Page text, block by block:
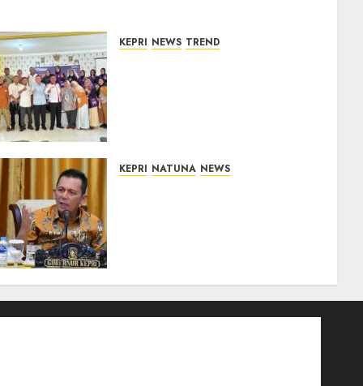
KEPRI NEWS TREND
KEPRI NATUNA NEWS
07/08/2026 0